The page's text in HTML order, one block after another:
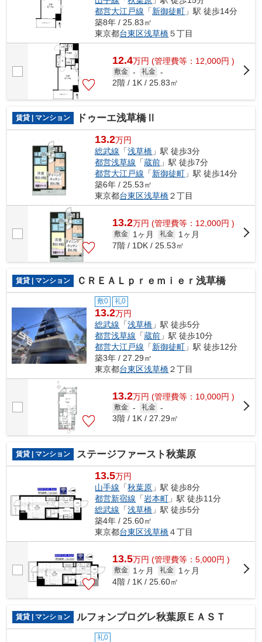
都営大江戸線 「新御徒町 」駅 徒歩14分
築8年 / 25.83㎡
東京都台東区浅草橋５丁目
12.4万円 (管理費等：12,000円 )
敷金 - 礼金 -
2階 / 1K / 25.83㎡
賃貸 | マンション ドゥーエ浅草橋Ⅱ
13.2万円
総武線 「浅草橋 」駅 徒歩3分
都営浅草線 「蔵前 」駅 徒歩7分
都営大江戸線 「新御徒町 」駅 徒歩14分
築6年 / 25.53㎡
東京都台東区浅草橋２丁目
13.2万円 (管理費等：12,000円 )
敷金 1ヶ月 礼金
1ヶ月
7階 / 1DK / 25.53㎡
賃貸 | マンション ＣＲＥＡＬｐｒｅｍｉｅｒ浅草橋
敷0 礼0
13.2万円
総武線 「浅草橋 」駅 徒歩5分
都営浅草線 「蔵前 」駅 徒歩10分
都営大江戸線 「新御徒町 」駅 徒歩12分
築3年 / 27.29㎡
東京都台東区浅草橋２丁目
13.2万円 (管理費等：10,000円 )
敷金 - 礼金 -
3階 / 1K / 27.29㎡
賃貸 | マンション ステージファースト秋葉原
13.5万円
山手線 「秋葉原 」駅 徒歩8分
都営新宿線 「岩本町 」駅 徒歩11分
総武線 「浅草橋 」駅 徒歩5分
築4年 / 25.60㎡
東京都台東区浅草橋４丁目
13.5万円 (管理費等：5,000円 )
敷金 1ヶ月 礼金
1ヶ月
4階 / 1K / 25.60㎡
賃貸 | マンション ルフォンプログレ秋葉原ＥＡＳＴ
礼0